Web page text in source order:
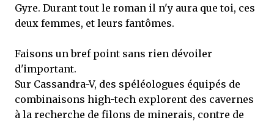
Gyre. Durant tout le roman il n'y aura que toi, ces
deux femmes, et leurs fantômes.
Faisons un bref point sans rien dévoiler
d'important.
Sur Cassandra-V, des spéléologues équipés de
combinaisons high-tech explorent des cavernes
à la recherche de filons de minerais, contre de